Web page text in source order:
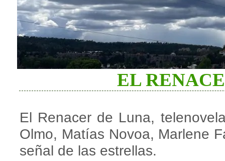
EL
El Renacer de Luna,
Olmo, Matías Novoa, Marlene
señal de las estrellas.